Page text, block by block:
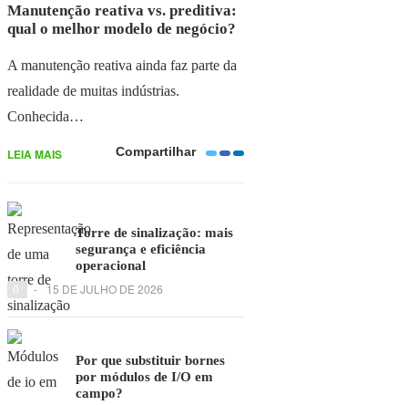
Manutenção reativa vs. preditiva:
qual o melhor modelo de negócio?
A manutenção reativa ainda faz parte da
realidade de muitas indústrias.
Conhecida…
LEIA MAIS Compartilhar
Torre de sinalização: mais
segurança e eficiência
operacional
0 - 15 DE JULHO DE 2026
Por que substituir bornes
por módulos de I/O em
campo?